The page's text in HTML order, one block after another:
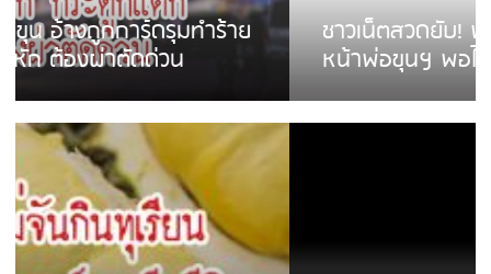
ชาวเน็ตสวดยับ! พบพม่าเร่ขายพวงมาลัย
หน้าพ่อขุนฯ พอไม่ซื้อเดินตาม